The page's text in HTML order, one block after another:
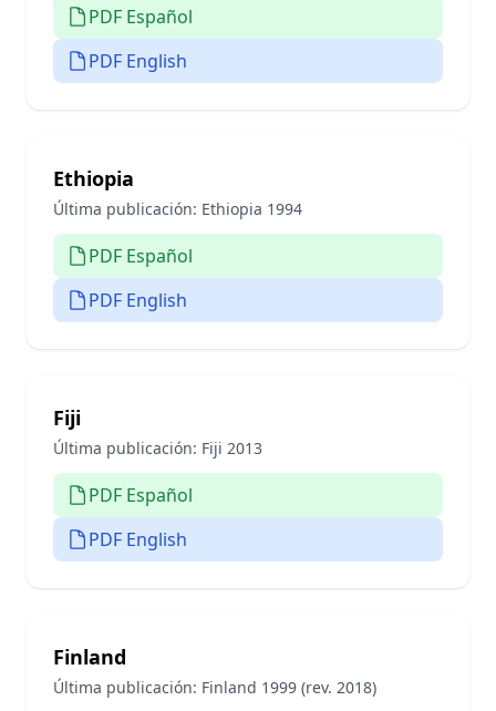
PDF Español
PDF English
Ethiopia
Última publicación: Ethiopia 1994
PDF Español
PDF English
Fiji
Última publicación: Fiji 2013
PDF Español
PDF English
Finland
Última publicación: Finland 1999 (rev. 2018)